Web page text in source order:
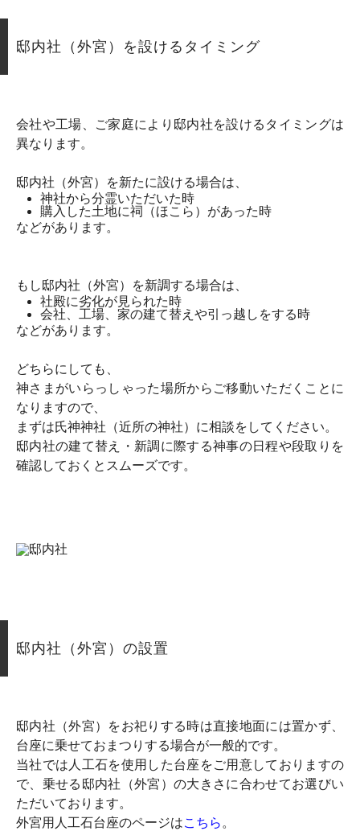
邸内社（外宮）を設けるタイミング
会社や工場、ご家庭により邸内社を設けるタイミングは
異なります。
邸内社（外宮）を新たに設ける場合は、
神社から分霊いただいた時
購入した土地に祠（ほこら）があった時
などがあります。
もし邸内社（外宮）を新調する場合は、
社殿に劣化が見られた時
会社、工場、家の建て替えや引っ越しをする時
などがあります。
どちらにしても、
神さまがいらっしゃった場所からご移動いただくことに
なりますので、
まずは氏神神社（近所の神社）に相談をしてください。
邸内社の建て替え・新調に際する神事の日程や段取りを
確認しておくとスムーズです。
邸内社（外宮）の設置
邸内社（外宮）をお祀りする時は直接地面には置かず、
台座に乗せておまつりする場合が一般的です。
当社では人工石を使用した台座をご用意しておりますの
で、乗せる邸内社（外宮）の大きさに合わせてお選びい
ただいております。
外宮用人工石台座のページはこちら 。